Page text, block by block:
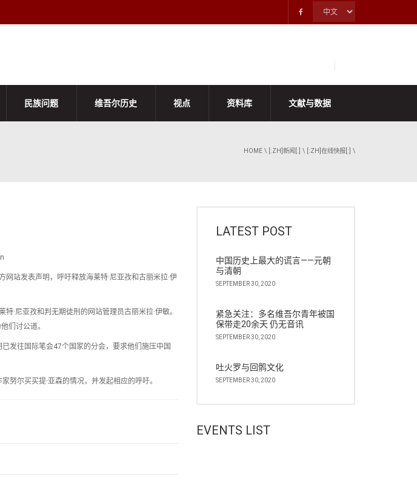
民族问题 维吾尔历史 视点 资料库 文献与数据
HOME \ [:ZH]新闻[:] \ [:ZH]在线快报[:] \
站发表声明，呼吁释放海莱特·尼亚孜和古丽米拉·伊
·尼亚孜和判无期徒刑的网站管理员古丽米拉·伊敏。
们讨公道。
发往国际笔会47个国家的分会，要求他们施压中国
努尔买买提·亚森的情况，并发起相应的呼吁。
LATEST POST
中国历史上最大的谎言——元朝
与清朝
SEPTEMBER 30, 2020
紧急关注：多名维吾尔青年被国
保带走20余天 仍无音讯
SEPTEMBER 30, 2020
吐火罗与回鹘文化
SEPTEMBER 30, 2020
EVENTS LIST